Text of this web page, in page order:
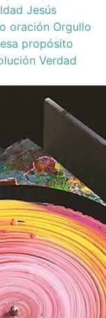
Jesús
oración Orgullo
propósito
Verdad